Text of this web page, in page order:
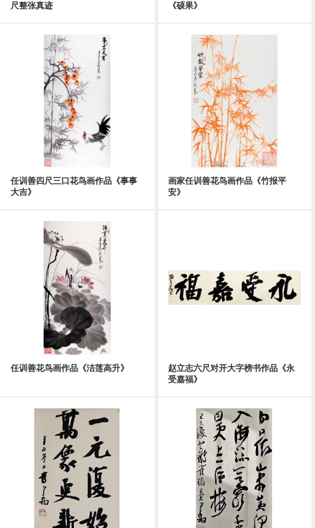
尺整张真迹 《硕果》
任训善四尺三口花鸟画作品《事事
大吉》
画家任训善花鸟画作品《竹报平
安》
任训善花鸟画作品《洁莲高升》
赵立志六尺对开大字榜书作品《永
受嘉福》